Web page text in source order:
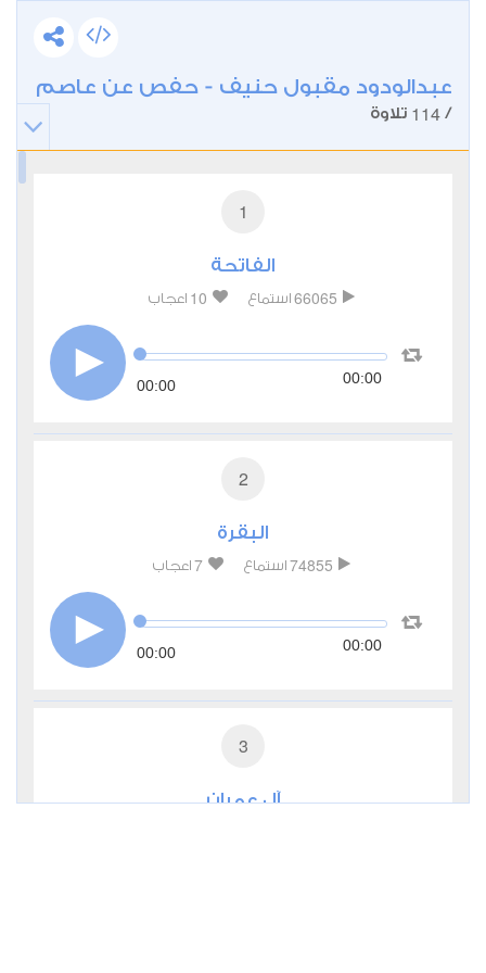
عبدالودود مقبول حنيف - حفص عن عاصم
/
114 تلاوة
1
الفاتحة
66065 استماع 10 اعجاب
00:00 00:00
2
البقرة
74855 استماع 7 اعجاب
00:00 00:00
3
آل عمران